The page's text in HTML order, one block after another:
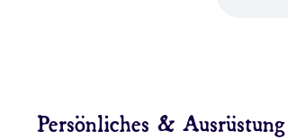
Persönliches & Ausrüstung